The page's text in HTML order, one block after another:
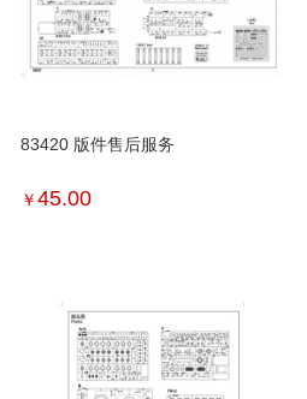
83420 版件售后服务
￥45.00